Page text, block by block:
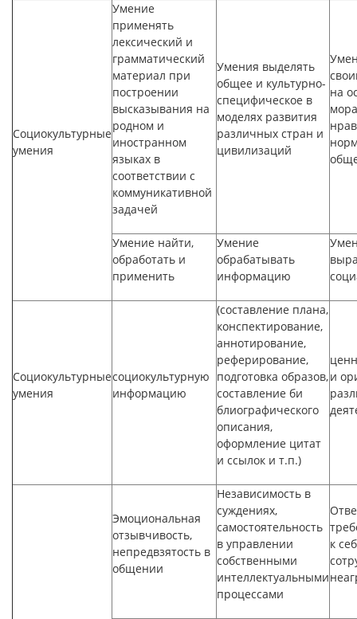
Социокультурные
умения
Умение
применять
лексический и
грамматический
материал при
построении
высказывания на
родном и
иностранном
языках в
соответствии с
коммуникативной
задачей
Умения выделять
общее и культурно-
специфическое в
моделях развития
различных стран и
цивилизаций
на
Умение найти,
обработать и
применить
Умение
обрабатывать
информацию
Социокультурные
умения
социокультурную
информацию
(составление плана,
конспектирование,
аннотирование,
реферирование,
подготовка образов,
составление би
блиографического
описания,
оформление цитат
и ссылок и т.п.)
и
Эмоциональная
отзывчивость,
непредвзятость в
общении
Независимость в
суждениях,
самостоятельность
в управлении
собственными
интеллектуальными
процессами
к